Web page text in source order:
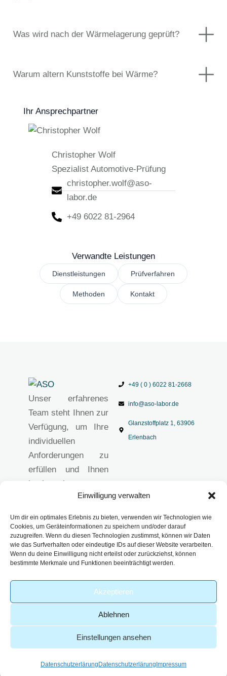
Einwilligung verwalten
Um dir ein optimales Erlebnis zu bieten, verwenden wir Technologien wie
Cookies, um Geräteinformationen zu speichern und/oder darauf
zuzugreifen. Wenn du diesen Technologien zustimmst, können wir Daten
wie das Surfverhalten oder eindeutige IDs auf dieser Website verarbeiten.
Wenn du deine Einwilligung nicht erteilst oder zurückziehst, können
bestimmte Merkmale und Funktionen beeinträchtigt werden.
Akzeptieren
Ablehnen
Einstellungen ansehen
Datenschutzerlärung Datenschutzerlärung Impressum
Was wird nach der Wärmelagerung geprüft?
Warum altern Kunststoffe bei Wärme?
Ihr Ansprechpartner
Christopher Wolf
Spezialist Automotive-Prüfung
christopher.wolf@aso-
labor.de
+49 6022 81-2964
Verwandte Leistungen
Dienstleistungen Prüfverfahren
Methoden Kontakt
Unser erfahrenes
Team steht Ihnen zur
Verfügung, um Ihre
individuellen
Anforderungen zu
erfüllen und Ihnen
hochwertige
anzubieten.
Impressum
Datenschutzerklärun
AGB
+49 ( 0 ) 6022 81-2668
info@aso-labor.de
Glanzstoffplatz 1, 63906
Erlenbach
© 2026 – Analytik Service
| Part of
-Webdesign von